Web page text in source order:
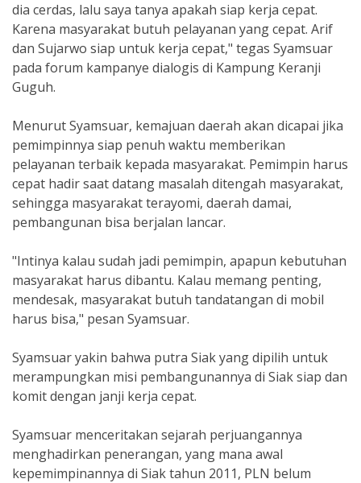
dia cerdas, lalu saya tanya apakah siap kerja cepat.
Karena masyarakat butuh pelayanan yang cepat. Arif
dan Sujarwo siap untuk kerja cepat," tegas Syamsuar
pada forum kampanye dialogis di Kampung Keranji
Guguh.
Menurut Syamsuar, kemajuan daerah akan dicapai jika
pemimpinnya siap penuh waktu memberikan
pelayanan terbaik kepada masyarakat. Pemimpin harus
cepat hadir saat datang masalah ditengah masyarakat,
sehingga masyarakat terayomi, daerah damai,
pembangunan bisa berjalan lancar.
"Intinya kalau sudah jadi pemimpin, apapun kebutuhan
masyarakat harus dibantu. Kalau memang penting,
mendesak, masyarakat butuh tandatangan di mobil
harus bisa," pesan Syamsuar.
Syamsuar yakin bahwa putra Siak yang dipilih untuk
merampungkan misi pembangunannya di Siak siap dan
komit dengan janji kerja cepat.
Syamsuar menceritakan sejarah perjuangannya
menghadirkan penerangan, yang mana awal
kepemimpinannya di Siak tahun 2011, PLN belum